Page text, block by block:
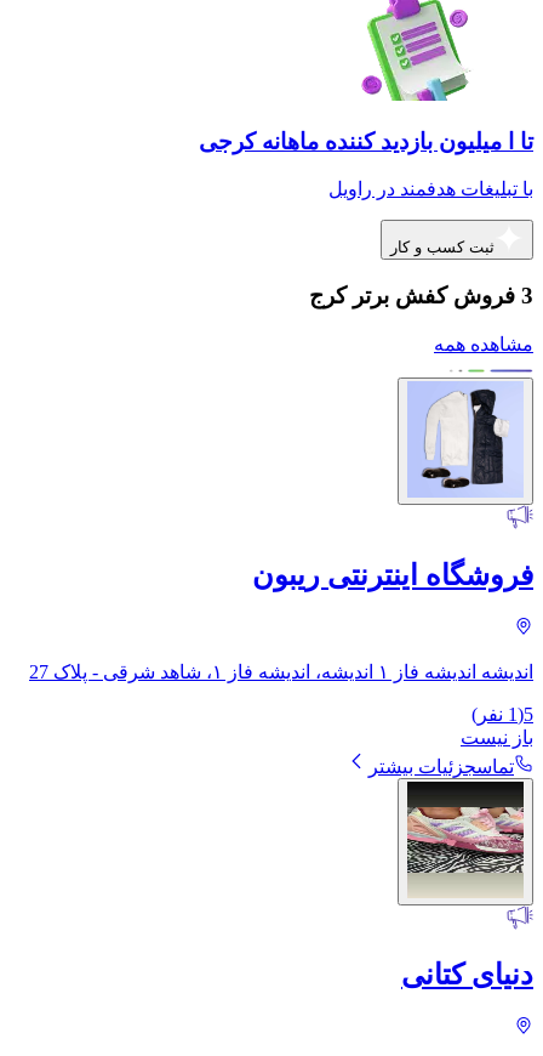
تا ا میلیون بازدید کننده ماهانه کرجی
با تبلیغات هدفمند در راویل
ثبت کسب و کار
3 فروش کفش برتر کرج
مشاهده همه
فروشگاه اینترنتی ریبون
اندیشه اندیشه فاز ۱ اندیشه، اندیشه فاز ۱، شاهد شرقی - پلاک 27
5
(
1 نفر)
باز نیست
تماسجزئیات بیشتر
دنیای کتانی